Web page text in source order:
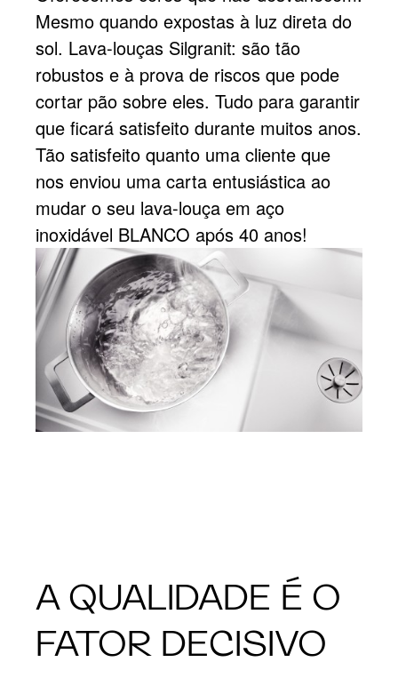
Mesmo quando expostas à luz direta do
sol. Lava-louças Silgranit: são tão
robustos e à prova de riscos que pode
cortar pão sobre eles. Tudo para garantir
que ficará satisfeito durante muitos anos.
Tão satisfeito quanto uma cliente que
nos enviou uma carta entusiástica ao
mudar o seu lava-louça em aço
inoxidável BLANCO após 40 anos!
A QUALIDADE É O
FATOR DECISIVO